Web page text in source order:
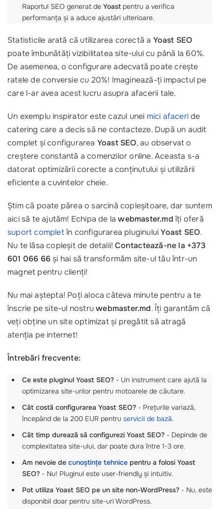
Raportul SEO generat de Yoast pentru a verifica
performanța și a aduce ajustări ulterioare.
Statisticile arată că utilizarea corectă a Yoast SEO
poate îmbunătăți vizibilitatea site-ului cu până la 60%.
De asemenea, o configurare adecvată poate crește
ratele de conversie cu 20%! Imaginează-ți impactul pe
care l-ar avea acest lucru asupra afacerii tale.
Un exemplu inspirator este cazul unei mici afaceride
catering care a decis să ne contacteze. După un audit
complet și configurarea Yoast SEO, au observat o
creștere constantă a comenzilor online. Aceasta s-a
datorat optimizării corecte a conținutului și utilizării
eficiente a cuvintelor cheie.
Știm că poate părea o sarcină copleșitoare, dar suntem
aici să te ajutăm! Echipa de lawebmaster.mdîți oferă
suport completîn configurarea pluginuluiYoast SEO.
Nu te lăsa copleșit de detalii!Contactează-ne la +373
601 066 66și hai să transformăm site-ul tău într-un
magnet pentru clienți!
Nu mai aștepta! Poți aloca câteva minute pentru a te
înscrie pe site-ul nostruwebmaster.md. Îți garantăm că
veți obține un site optimizat și pregătit să atragă
atenția pe internet!
Întrebări frecvente:
Ce este pluginul Yoast SEO? - Un instrument care ajută la
optimizarea site-urilor pentru motoarele de căutare.
Cât costă configurarea Yoast SEO? - Prețurile variază,
începând de la 200 EUR pentru servicii de bază.
Cât timp durează să configurezi Yoast SEO? - Depinde de
complexitatea site-ului, dar poate dura între 1-3 ore.
Am nevoie de cunoștințe tehnice pentru a folosi Yoast
SEO? - Nu! Pluginul este user-friendly și intuitiv.
Pot utiliza Yoast SEO pe un site non-WordPress? - Nu, este
disponibil doar pentru site-uri WordPress.